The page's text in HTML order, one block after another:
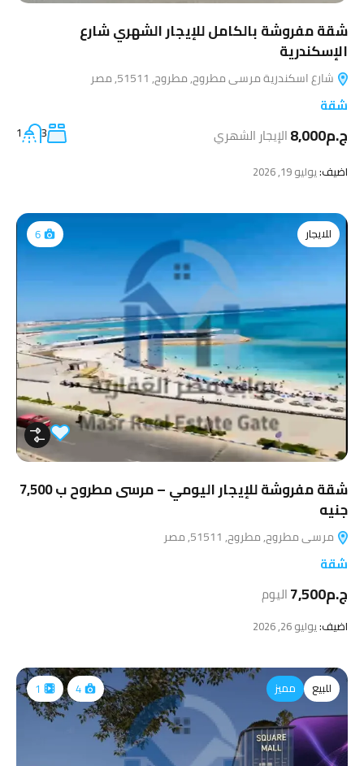
شقة مفروشة بالكامل للإيجار الشهري شارع
الإسكندرية
شارع اسكندرية مرسى مطروح, مطروح, 51511, مصر
شقة
ج.م8,000 الإيجار الشهري 3
1
اضيف:يوليو 19, 2026
للايجار 6
شقة مفروشة للإيجار اليومي – مرسى مطروح ب 7,500
جنيه
مرسى مطروح, مطروح, 51511, مصر
شقة
ج.م7,500 اليوم
اضيف:يوليو 26, 2026
للبيع مميز 4
1